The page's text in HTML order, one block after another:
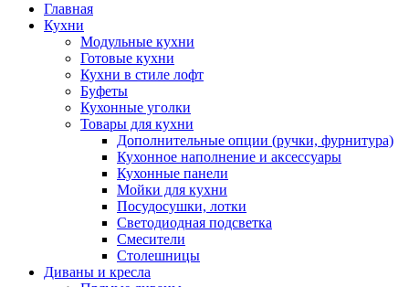
Главная
Кухни
Модульные кухни
Готовые кухни
Кухни в стиле лофт
Буфеты
Кухонные уголки
Товары для кухни
Дополнительные опции (ручки, фурнитура)
Кухонное наполнение и аксессуары
Кухонные панели
Мойки для кухни
Посудосушки, лотки
Светодиодная подсветка
Смесители
Столешницы
Диваны и кресла